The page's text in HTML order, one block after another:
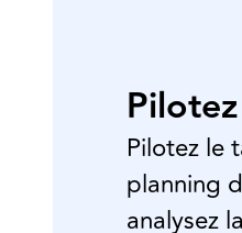
Pilotez le
planning
analysez